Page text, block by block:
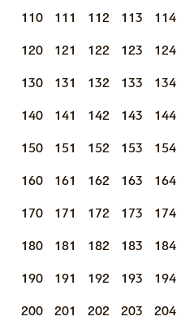
110 111 112 113 114
120 121 122 123 124
130 131 132 133 134
140 141 142 143 144
150 151 152 153 154
160 161 162 163 164
170 171 172 173 174
180 181 182 183 184
190 191 192 193 194
200 201 202 203 204